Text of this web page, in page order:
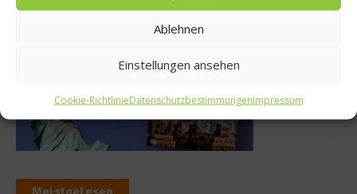
Ablehnen
Einstellungen ansehen
Cookie-RichtlinieDatenschutzbestimmungenImpressum